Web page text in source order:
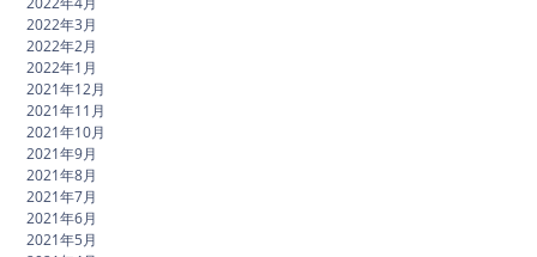
2022年3月
2022年2月
2022年1月
2021年12月
2021年11月
2021年10月
2021年9月
2021年8月
2021年7月
2021年6月
2021年5月